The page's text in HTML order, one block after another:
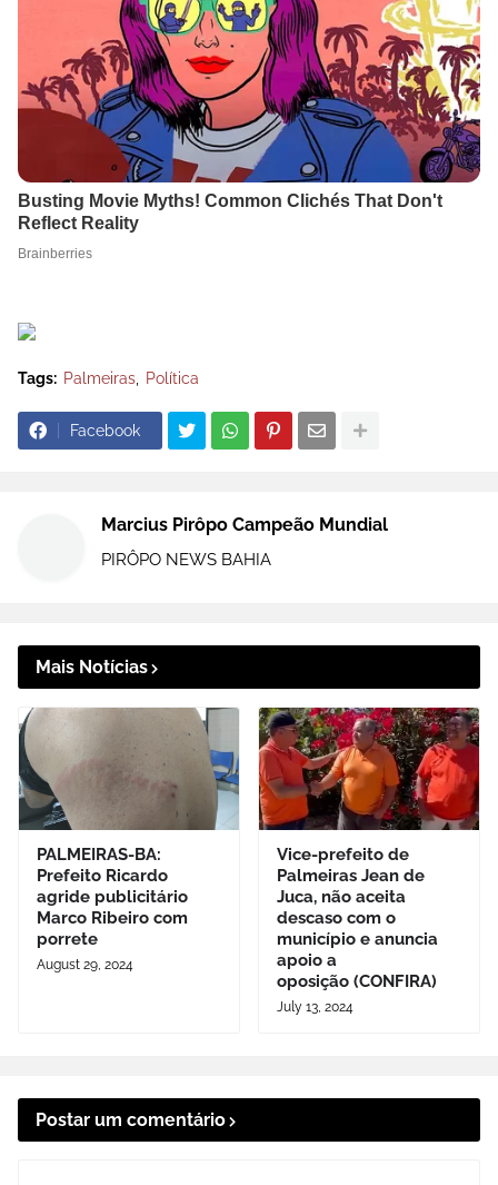
Tags: Palmeiras Política
Facebook
Marcius Pirôpo Campeão Mundial
PIRÔPO NEWS BAHIA
Mais Notícias
PALMEIRAS-BA:
Prefeito Ricardo
agride publicitário
Marco Ribeiro com
porrete
August 29, 2024
Vice-prefeito de
Palmeiras Jean de
Juca, não aceita
descaso com o
município e anuncia
apoio a
oposição (CONFIRA)
July 13, 2024
Postar um comentário